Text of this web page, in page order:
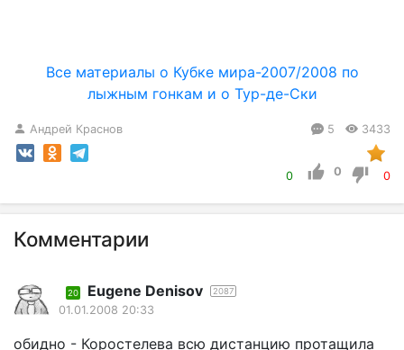
Все материалы о Кубке мира-2007/2008 по
лыжным гонкам и о Тур-де-Ски
Андрей Краснов 5 3433
0 0 0
Комментарии
20 Eugene Denisov 2087
01.01.2008 20:33
обидно - Коростелева всю дистанцию протащила